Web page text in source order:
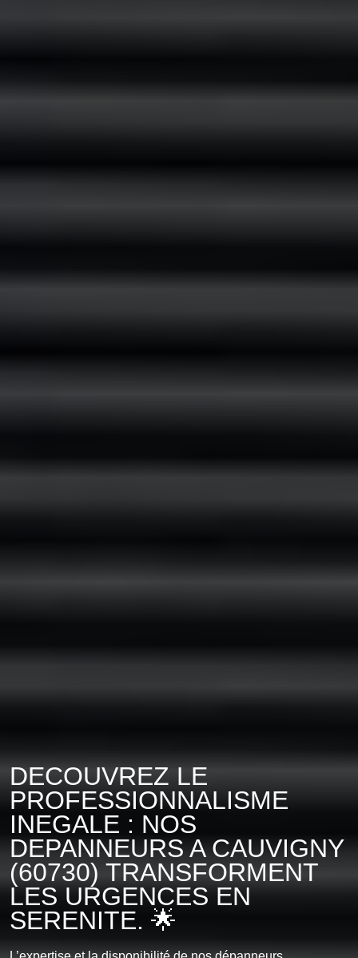
DECOUVREZ LE
PROFESSIONNALISME
INEGALE : NOS
DEPANNEURS A CAUVIGNY
(60730) TRANSFORMENT
LES URGENCES EN
SERENITE. 🌟